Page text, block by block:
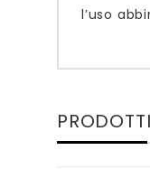
l’uso